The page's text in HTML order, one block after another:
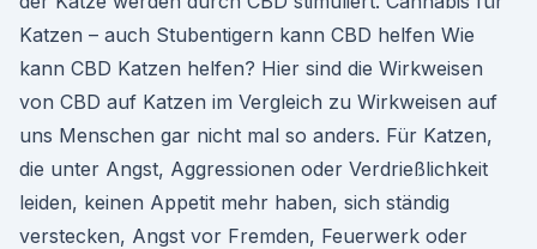
Katzen – auch Stubentigern kann CBD helfen Wie
kann CBD Katzen helfen? Hier sind die Wirkweisen
von CBD auf Katzen im Vergleich zu Wirkweisen auf
uns Menschen gar nicht mal so anders. Für Katzen,
die unter Angst, Aggressionen oder Verdrießlichkeit
leiden, keinen Appetit mehr haben, sich ständig
verstecken, Angst vor Fremden, Feuerwerk oder